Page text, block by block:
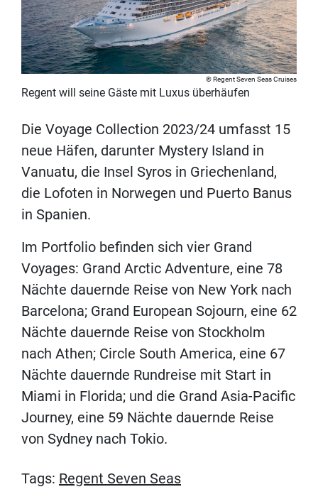
Regent Seven Seas Cruises
Regent will seine Gäste mit Luxus überhäufen
Die Voyage Collection 2023/24 umfasst 15
neue Häfen, darunter Mystery Island in
Vanuatu, die Insel Syros in Griechenland,
die Lofoten in Norwegen und Puerto Banus
in Spanien.
Im Portfolio befinden sich vier Grand
Voyages: Grand Arctic Adventure, eine 78
Nächte dauernde Reise von New York nach
Barcelona; Grand European Sojourn, eine 62
Nächte dauernde Reise von Stockholm
nach Athen; Circle South America, eine 67
Nächte dauernde Rundreise mit Start in
Miami in Florida; und die Grand Asia-Pacific
Journey, eine 59 Nächte dauernde Reise
von Sydney nach Tokio.
Tags: Regent Seven Seas